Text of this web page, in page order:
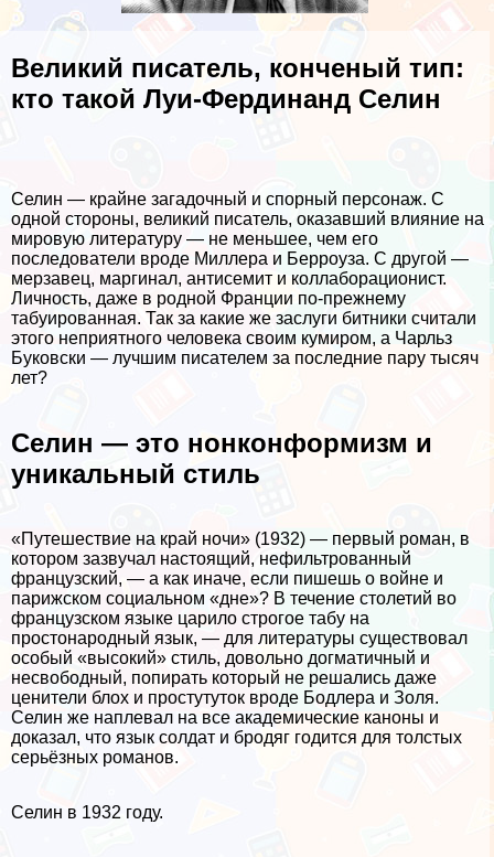
Великий писатель, конченый тип:
кто такой Луи-Фердинанд Селин
Селин — крайне загадочный и спopный персонаж. С
одной стороны, великий писатель, оказавший влияние на
мировую литературу — не меньшее, чем его
последователи вроде Миллера и Берроуза. С другой —
мерзавец, маргинал, антисемит и коллаборационист.
Личность, даже в родной Франции по-прежнему
табуированная. Так за какие же заслуги битники считали
этого неприятного человека своим кумиром, а Чарльз
Буковски — лучшим писателем за последние пару тысяч
лет?
Селин — это нонконформизм и
уникальный стиль
«Путешествие на край ночи» (1932) — первый роман, в
котором зазвучал настоящий, нефильтрованный
французский, — а как иначе, если пишешь о войне и
парижском социальном «дне»? В течение столетий во
французском языке царило строгое табу на
простонародный язык, — для литературы существовал
особый «высокий» стиль, довольно догматичный и
несвободный, попирать который не решались даже
ценители блох и простутуток вроде Бодлера и Золя.
Селин же наплевал на все академические каноны и
доказал, что язык солдат и бродяг годится для толстых
серьёзных романов.
Селин в 1932 году.